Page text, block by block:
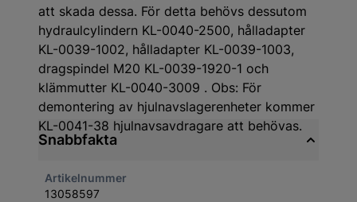
att skada dessa. För detta behövs dessutom
hydraulcylindern KL-0040-2500, hålladapter
KL-0039-1002, hålladapter KL-0039-1003,
dragspindel M20 KL-0039-1920-1 och
klämmutter KL-0040-3009 . Obs: För
demontering av hjulnavslagerenheter kommer
KL-0041-38 hjulnavsavdragare att behövas.
Snabbfakta
Artikelnummer
13058597